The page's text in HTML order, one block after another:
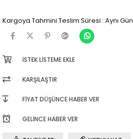
Kargoya Tahmini Teslim Süresi : Aynı Gün
İSTEK LISTEME EKLE
KARŞILAŞTIR
FIYAT DÜŞÜNCE HABER VER
GELINCE HABER VER